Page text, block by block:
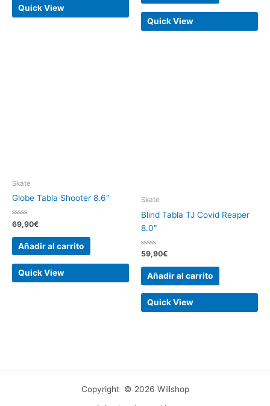
Quick View
Quick View
Skate
Globe Tabla Shooter 8.6″
Valorado
con
0
69,90€
Añadir al carrito
Quick View
Skate
Blind Tabla TJ Covid Reaper
8.0″
Valorado
con
0
59,90€
Añadir al carrito
Quick View
Copyright © 2026 Willshop